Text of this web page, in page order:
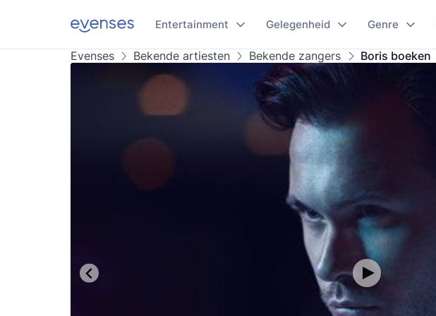
Entertainment Gelegenheid Genre
Evenses Bekende artiesten Bekende zangers Boris boeken